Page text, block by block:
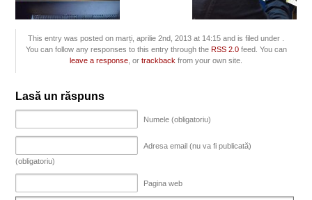
This entry was posted on marți, aprilie 2nd, 2013 at 14:15 and is filed under .
You can follow any responses to this entry through the RSS 2.0feed. You can
leave a response , ortrackback from your own site.
Lasă un răspuns
Numele (obligatoriu)
Adresa email (nu va fi publicată)
(obligatoriu)
Pagina web